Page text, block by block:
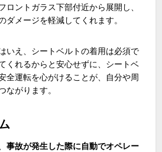
ロントガラス下部付近から展開し、
ダメージを軽減してくれます。
いえ、シートベルトの着用は必須で
くれるからと安心せずに、シートベ
全運転を心がけることが、自分や周
ながります。
事故が発生した際に自動でオペレー